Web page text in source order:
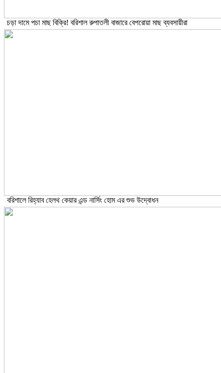
চড়া দামে পচা মাছ বিক্রি! বরিশাল রুপাতলী বাজারে বেপরোয়া মাছ ব্যবসায়ীরা
বরিশালে রিহ্যাব হেলথ কেয়ার এন্ড নার্সিং হোম এর শুভ উদ্বোধন